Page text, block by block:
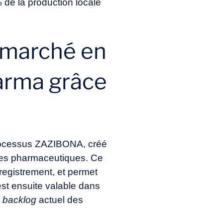
de la production locale
en
grâce
ZAZIBONA, créé
pharmaceutiques. Ce
et permet
ensuite valable dans
backlogactuel des